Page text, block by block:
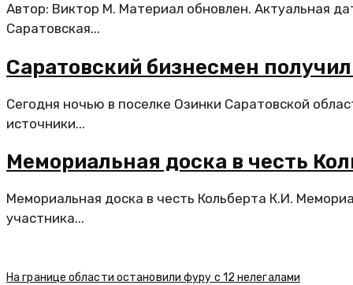
Автор: Виктор М. Материал обновлен. Актуальная
Саратовская...
Саратовский бизнесмен
Сегодня ночью в поселке Озинки Саратовской
источники...
Мемориальная доска в честь
Мемориальная доска в честь Кольберта К.И.
участника...
На границе области остановили фуру с 12 нелегалами